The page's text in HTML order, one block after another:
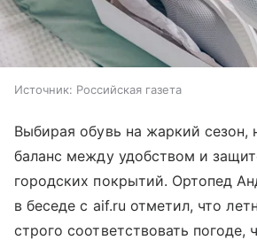
Источник: Российская газета
Выбирая обувь на жаркий сезон,
баланс между удобством и
городских покрытий. Ортопед
в беседе с aif.ru отметил, что
строго соответствовать погоде,